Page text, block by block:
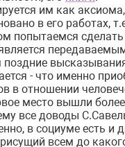
им как
в его работах,
попытаемся
- что именно
в отношении
место вышли
все доводы
в социуме есть и
всем до